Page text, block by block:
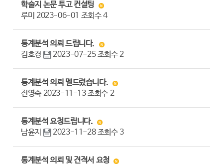
학술지 논문 투고 컨설팅
루미 2023-06-01 조회수4
통계분석 의뢰 드립니다.
김호경
2023-07-25조회수 2
통계분석 의뢰 멜드렸습니다.
진영숙 2023-11-13조회수 2
통계분석 요청드립니다.
남윤지
2023-11-28조회수 3
통계분석 의뢰 및 견적서 요청